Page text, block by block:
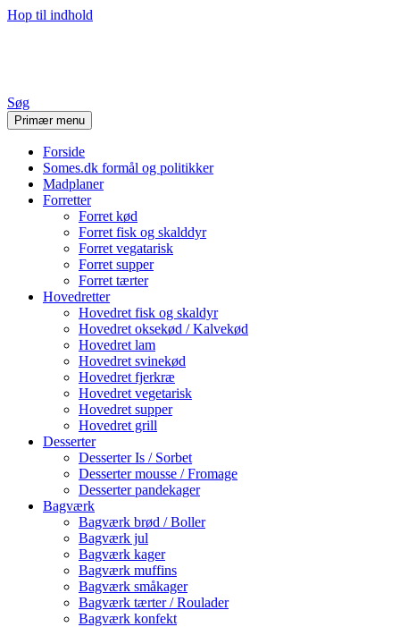
Hop til indhold
Søg
Primær menu
Forside
Somes.dk formål og politikker
Madplaner
Forretter
Forret kød
Forret fisk og skalddyr
Forret vegatarisk
Forret supper
Forret tærter
Hovedretter
Hovedret fisk og skaldyr
Hovedret oksekød / Kalvekød
Hovedret lam
Hovedret svinekød
Hovedret fjerkræ
Hovedret vegetarisk
Hovedret supper
Hovedret grill
Desserter
Desserter Is / Sorbet
Desserter mousse / Fromage
Desserter pandekager
Bagværk
Bagværk brød / Boller
Bagværk jul
Bagværk kager
Bagværk muffins
Bagværk småkager
Bagværk tærter / Roulader
Bagværk konfekt